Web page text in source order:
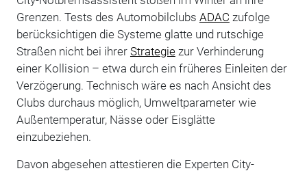
Grenzen. Tests des Automobilclubs ADAC zufolge
berücksichtigen die Systeme glatte und rutschige
Straßen nicht bei ihrer Strategiezur Verhinderung
einer Kollision – etwa durch ein früheres Einleiten der
Verzögerung. Technisch wäre es nach Ansicht des
Clubs durchaus möglich, Umweltparameter wie
Außentemperatur, Nässe oder Eisglätte
einzubeziehen.
Davon abgesehen attestieren die Experten City-